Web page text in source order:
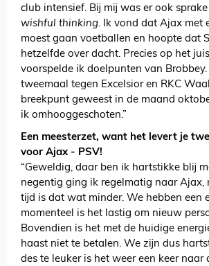
club intensief. Bij mij was er ook
wishful thinking. Ik vond dat Ajax met
moest gaan voetballen en hoopte dat
hetzelfde over dacht. Precies op het
voorspelde ik doelpunten van Brobbey.
tweemaal tegen Excelsior en RKC
breekpunt geweest in de maand
ik omhooggeschoten.”
Een meesterzet, want het levert je
voor Ajax - PSV!
“Geweldig, daar ben ik hartstikke blij
negentig ging ik regelmatig naar Ajax,
tijd is dat wat minder. We hebben een
momenteel is het lastig om nieuw
Bovendien is het met de huidige
haast niet te betalen. We zijn dus
des te leuker is het weer een keer naar